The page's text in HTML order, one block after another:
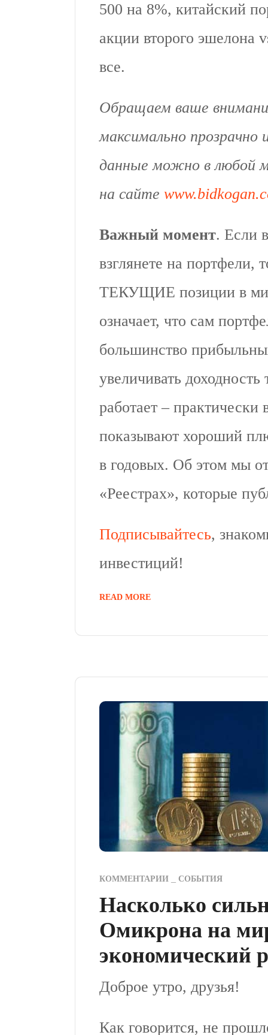
500 на 8%, китайский
акции второго
все.
Обращаем ваше
максимально прозрачно
данные можно в любой
на сайте
Важный момент. Если
взглянете на портфели,
ТЕКУЩИЕ позиции в
означает, что сам
большинство
увеличивать
работает –
показывают хороший
в годовых. Об этом мы
«Реестрах», которые
Подписывайтесь,
инвестиций!
READ MORE
КОММЕНТАРИИ СОБЫТИЯ
Насколько
Омикрона на
экономический
Доброе утро, друзья!
Как говорится, не